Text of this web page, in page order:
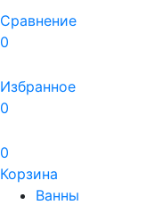
Сравнение
0
Избранное
0
0
Корзина
Ванны